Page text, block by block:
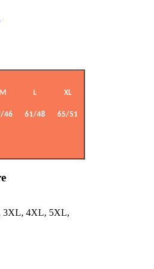
M
46
L
61/48
XL
65/51
4XL, 5XL,